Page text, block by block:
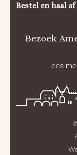
Bestel en haal af
Bezoek
Lees